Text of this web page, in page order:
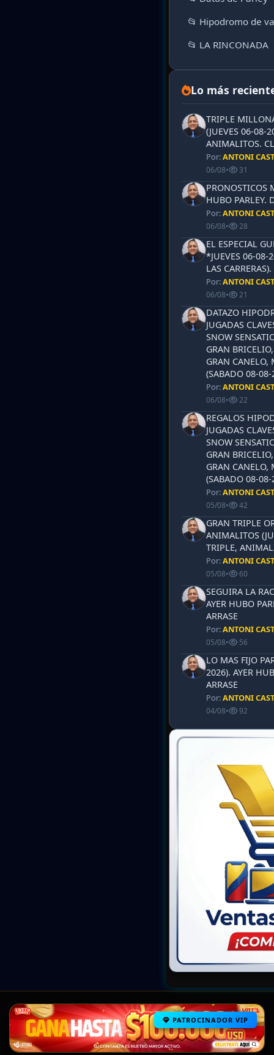
📂 Hipodromo de
📂 LA RINCONADA
Lo más
TRIPLE
(JUEVES 06-08-
ANIMALITOS.
Por:ANTONI
06/08• 31
PRONOSTICOS
HUBO PARLEY.
Por:ANTONI
06/08• 28
EL ESPECIAL
*JUEVES 06-08-
LAS
Por:ANTONI
06/08• 21
DATAZO
JUGADAS
SNOW
GRAN
GRAN CANELO,
(SABADO 08-
Por:ANTONI
06/08• 22
REGALOS
JUGADAS
SNOW
GRAN
GRAN CANELO,
(SABADO 08-
Por:ANTONI
05/08• 42
GRAN TRIPLE
ANIMALITOS
TRIPLE,
Por:ANTONI
05/08• 60
SEGUIRA LA
AYER HUBO
ARRASE
Por:ANTONI
05/08• 56
LO MAS FIJO
2026). AYER
ARRASE
Por:ANTONI
04/08• 92
PATROCINADOR VIP